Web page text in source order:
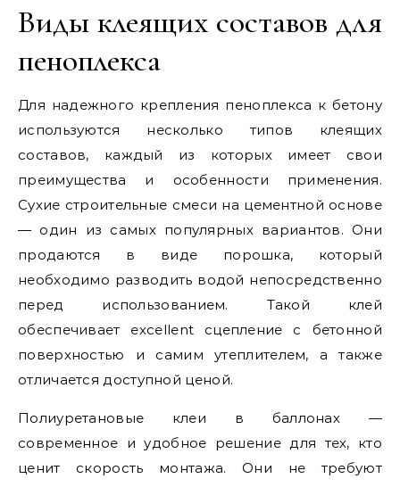
Виды клеящих составов для
пеноплекса
Для надежного крепления пеноплекса к бетону
используются несколько типов клеящих
составов, каждый из которых имеет свои
преимущества и особенности применения.
Сухие строительные смеси на цементной основе
— один из самых популярных вариантов. Они
продаются в виде порошка, который
необходимо разводить водой непосредственно
перед использованием. Такой клей
обеспечивает excellent сцепление с бетонной
поверхностью и самим утеплителем, а также
отличается доступной ценой.
Полиуретановые клеи в баллонах —
современное и удобное решение для тех, кто
ценит скорость монтажа. Они не требуют